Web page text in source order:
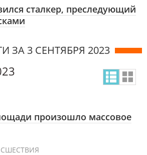
сталкер, преследующий
ЗА 3 СЕНТЯБРЯ 2023
произошло массовое